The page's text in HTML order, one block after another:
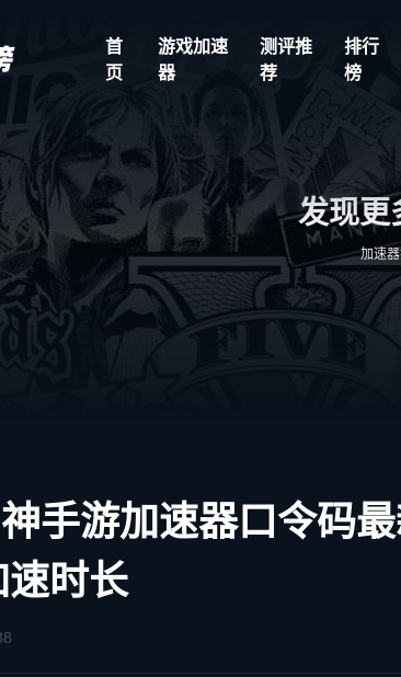
首
页
游戏加速
器
测评推
荐
排行
榜
发现更
加速
手游加速器口令码
时长